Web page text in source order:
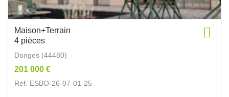
Maison+Terrain
4 pièces
Donges (44480)
201 000 €
Réf. ESBO-26-07-01-25